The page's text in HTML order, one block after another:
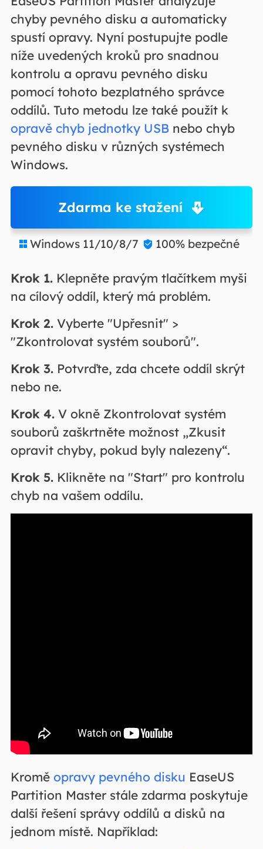
chyby pevného disku a automaticky
spustí opravy. Nyní postupujte podle
níže uvedených kroků pro snadnou
kontrolu a opravu pevného disku
pomocí tohoto bezplatného správce
oddílů. Tuto metodu lze také použít k
opravě chyb jednotky USBnebo chyb
pevného disku v různých systémech
Windows.
Zdarma ke stažení
 Windows 11/10/8/7  100% bezpečné
Krok 1.Klepněte pravým tlačítkem myši
na cílový oddíl, který má problém.
Krok 2.Vyberte "Upřesnit" >
"Zkontrolovat systém souborů".
Krok 3.Potvrďte, zda chcete oddíl skrýt
nebo ne.
Krok 4.V okně Zkontrolovat systém
souborů zaškrtněte možnost „Zkusit
opravit chyby, pokud byly nalezeny“.
Krok 5.Klikněte na "Start" pro kontrolu
chyb na vašem oddílu.
Kromě opravy pevného disku EaseUS
Partition Master stále zdarma poskytuje
další řešení správy oddílů a disků na
jednom místě. Například: